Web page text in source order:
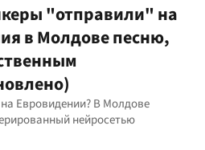
"отправили" на
в Молдове песню,
Евровидении? В Молдове
нейросетью